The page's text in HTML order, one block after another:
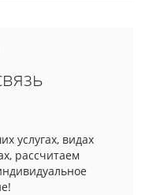
услугах, видах
рассчитаем